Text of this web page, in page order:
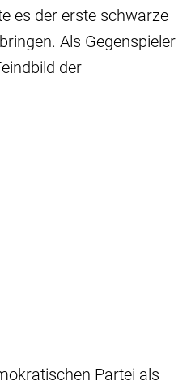
es der erste schwarze
Als Gegenspieler
der
Partei als